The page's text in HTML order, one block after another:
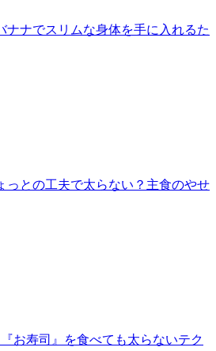
ナナでスリムな身体を手に入れるた
っとの工夫で太らない？主食のやせ
お寿司』を食べても太らないテク